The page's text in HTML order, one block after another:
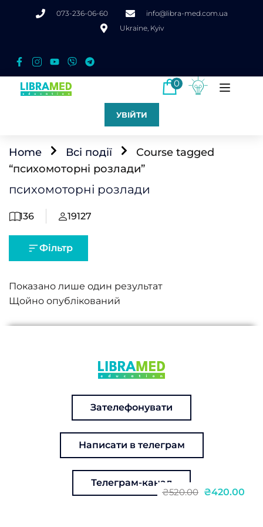
073-236-06-60
info@libra-med.com.ua
Ukraine, Kyiv
0
УВІЙТИ
Home Всі події
Course tagged
“психомоторні розлади”
психомоторні розлади
136 19127
Фільтр
Показано лише один результат
₴520.00 ₴420.00
Зателефонувати
Написати в телеграм
Телеграм-канал